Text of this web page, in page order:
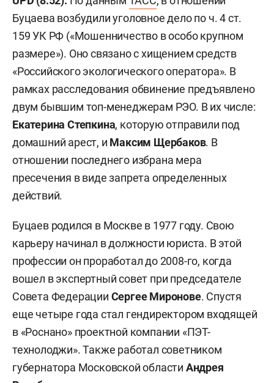
Буцаева возбудили уголовное дело по ч. 4 ст.
159 УК РФ («Мошенничество в особо крупном
размере»). Оно связано с хищением средств
«Российского экологического оператора». В
рамках расследования обвинение предъявлено
двум бывшим топ-менеджерам РЭО. В их числе:
Екатерина Степкина, которую отправили под
домашний арест, и Максим Щербаков. В
отношении последнего избрана мера
пресечения в виде запрета определенных
действий.
Буцаев родился в Москве в 1977 году. Свою
карьеру начинал в должности юриста. В этой
профессии он проработал до 2008-го, когда
вошел в экспертный совет при председателе
Совета Федерации Сергее Миронове. Спустя
еще четыре года стал гендиректором входящей
в «Роснано» проектной компании «ПЭТ-
технолоджи». Также работал советником
губернатора Московской области Андрея